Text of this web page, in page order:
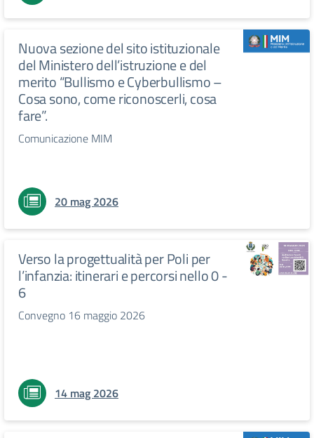
Nuova sezione del sito istituzionale
del Ministero dell’istruzione e del
merito “Bullismo e Cyberbullismo –
Cosa sono, come riconoscerli, cosa
fare”.
Comunicazione MIM
20 mag 2026
Verso la progettualità per Poli per
l’infanzia: itinerari e percorsi nello 0 -
6
Convegno 16 maggio 2026
14 mag 2026